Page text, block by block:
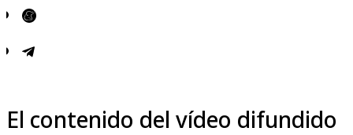
El contenido del vídeo difundido